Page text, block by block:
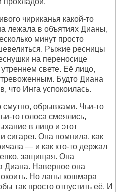
прохладой.
чириканья какой-то
лежала в объятиях Дианы,
минут просто
Рыжие ресницы
на переносице
свете. Её лицо,
Будто Диана
что Инга успокоилась.
обрывками. Чьи-то
то голоса смеялись,
в лицо и этот
сигарет. Она помнила, как
— и как кто-то держал
защищая. Она
Диана. Наверное она
Но лапы кошмара
так просто отпустить её. И